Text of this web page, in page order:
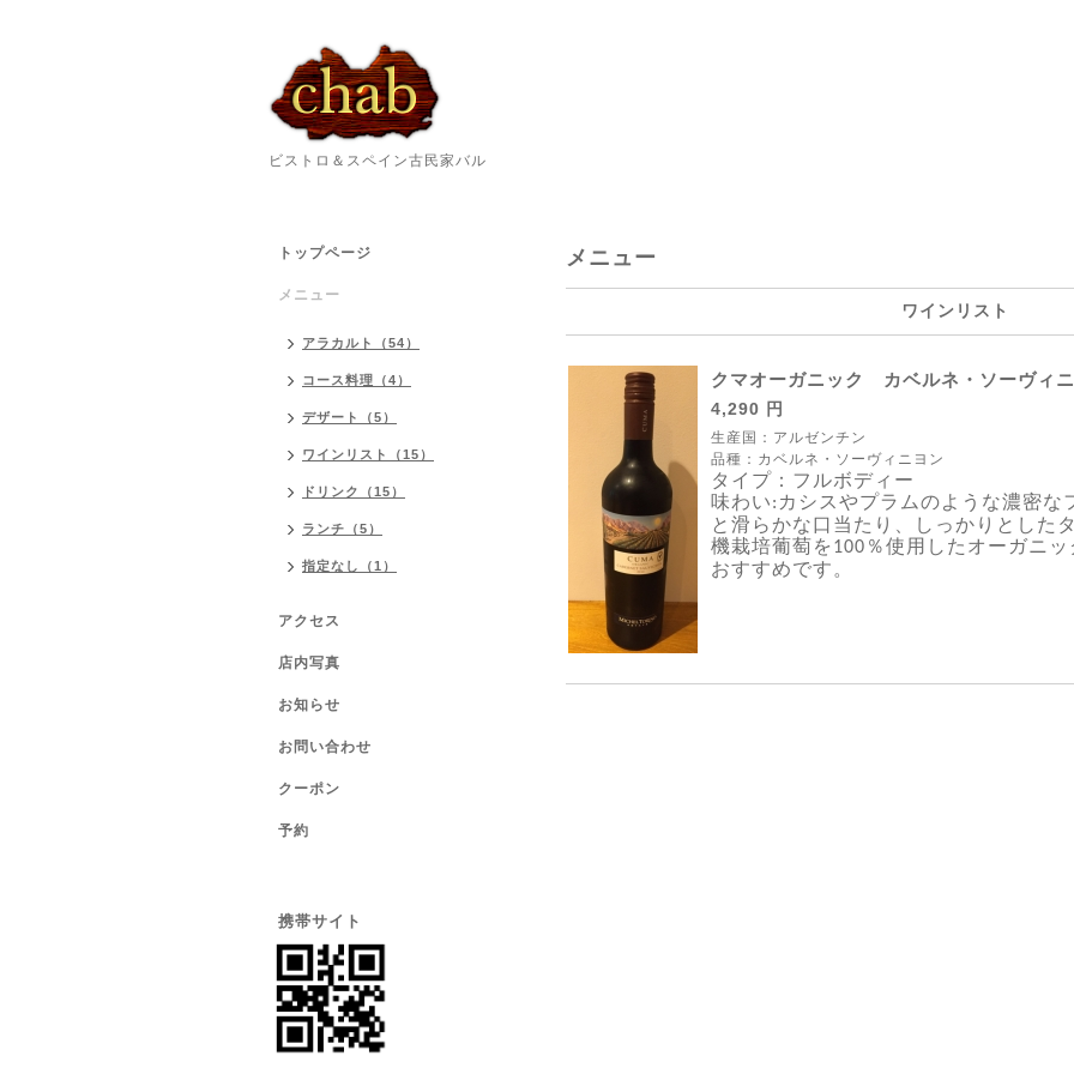
ビストロ＆スペイン古民家バル
メニュー
ワインリスト
クマオーガニック カベルネ・ソーヴィニ
4,290 円
生産国：アルゼンチン
品種：カベルネ・ソーヴィニヨン
タイプ：フルボディー
味わい: カシスやプラムのような濃密な
と滑らかな口当たり、しっかりとした
機栽培葡萄を 100 ％使用したオーガニ
おすすめです。
トップページ
メニュー
アラカルト（54）
コース料理（4）
デザート（5）
ワインリスト（15）
ドリンク（15）
ランチ（5）
指定なし（1）
アクセス
店内写真
お知らせ
お問い合わせ
クーポン
予約
携帯サイト